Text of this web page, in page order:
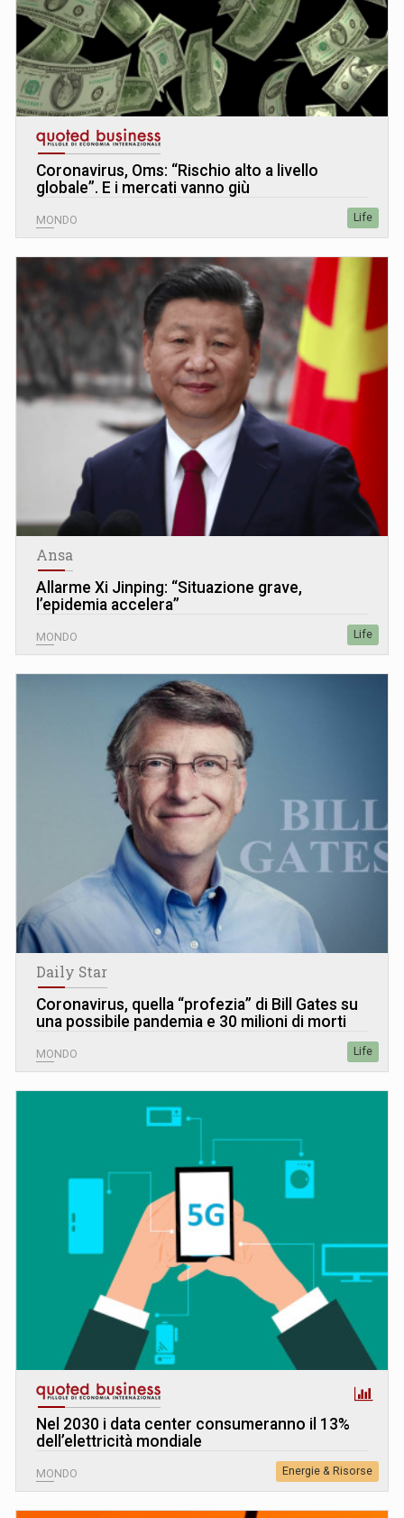
Coronavirus, Oms: “Rischio alto a livello
globale”. E i mercati vanno giù
MONDO Life
Ansa
Allarme Xi Jinping: “Situazione grave,
l’epidemia accelera”
MONDO Life
Daily Star
Coronavirus, quella “profezia” di Bill Gates su
una possibile pandemia e 30 milioni di morti
MONDO Life
Nel 2030 i data center consumeranno il 13%
dell’elettricità mondiale
MONDO Energie & Risorse